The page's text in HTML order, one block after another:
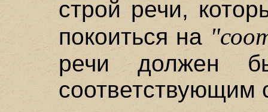
строй речи,
покоиться на
речи должен
соответствующим